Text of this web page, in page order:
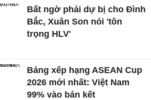
Bất ngờ phải dự bị cho Đình
Bắc, Xuân Son nói 'tôn
trọng HLV'
Bảng xếp hạng ASEAN Cup
2026 mới nhất: Việt Nam
99% vào bán kết